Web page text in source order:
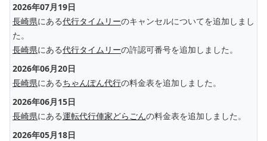
2026年07月19日
長崎県にある代行タイムリーのキャンセルについてを追加しまし
た。
長崎県にある代行タイムリーの許認可番号を追加しました。
2026年06月20日
長崎県にあるちゃんぽん代行の料金表を追加しました。
2026年06月15日
長崎県にある運転代行俥家どらごんの料金表を追加しました。
2026年05月18日